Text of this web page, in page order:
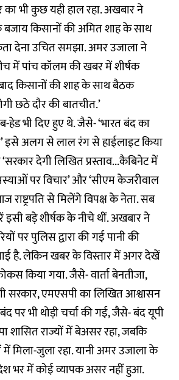
भी कुछ यही हाल रहा. अखबार ने
किसानों की अमित शाह के साथ
देना उचित समझा. अमर उजाला ने
में पांच कॉलम की खबर में शीर्षक
किसानों की शाह के साथ बैठक
छठे दौर की बातचीत.’
भी दिए हुए थे. जैसे- ‘भारत बंद का
इसे अलग से लाल रंग से हाईलाइट किया
देगी लिखित प्रस्ताव...कैबिनेट में
पर विचार’ और ‘सीएम केजरीवाल
राष्ट्रपति से मिलेंगे विपक्ष के नेता. सब
बड़े शीर्षक के नीचे थीं. अखबार ने
पर पुलिस द्वारा की गई पानी की
है. लेकिन खबर के विस्तार में अगर देखें
किया गया. जैसे- वार्ता बेनतीजा,
सरकार, एमएसपी का लिखित आश्वासन
पर भी थोड़ी चर्चा की गई, जैसे- बंद यूपी
शासित राज्यों में बेअसर रहा, जबकि
में मिला-जुला रहा. यानी अमर उजाला के
भर में कोई व्यापक असर नहीं हुआ.